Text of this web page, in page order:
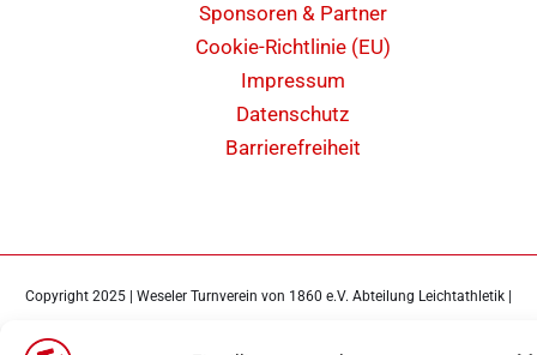
Sponsoren & Partner
Cookie-Richtlinie (EU)
Impressum
Datenschutz
Barrierefreiheit
Copyright 2025 | Weseler Turnverein von 1860 e.V. Abteilung Leichtathletik |